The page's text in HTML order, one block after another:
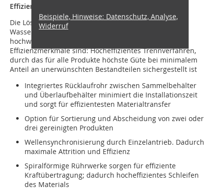
Effizient und wirkungsvoll
Die Lösung minimiert den Energiebedarf und
Wasseranforderungen, um so effizient wie möglich
hochwertige Produkte zu produzieren. Die wichtigsten
Effizienzmerkmale sind: Hocheffizientes Trennverfahren,
durch das für alle Produkte höchste Güte bei minimalem
Anteil an unerwünschten Bestandteilen sichergestellt ist
Integriertes Rücklaufrohr zwischen Sammelbehälter
und Überlaufbehälter minimiert die Installationszeit
und sorgt für effizientesten Materialtransfer
Option für Sortierung und Abscheidung von zwei oder
drei gereinigten Produkten
Wellensynchronisierung durch Einzelantrieb. Dadurch
maximale Attrition und Effizienz
Spiralförmige Rührwerke sorgen für effiziente
Kraftübertragung; dadurch hocheffizientes Schleifen
des Materials
Beispiele, Hinweise: Datenschutz, Analyse,
Widerruf